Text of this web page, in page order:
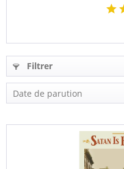
Filtrer